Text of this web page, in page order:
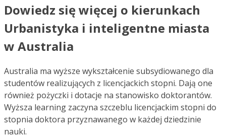
Dowiedz się więcej o kierunkach
Urbanistyka i inteligentne miasta
w Australia
Australia ma wyższe wykształcenie subsydiowanego dla
studentów realizujących z licencjackich stopni. Dają one
również pożyczki i dotacje na stanowisko doktorantów.
Wyższa learning zaczyna szczeblu licencjackim stopni do
stopnia doktora przyznawanego w każdej dziedzinie
nauki.